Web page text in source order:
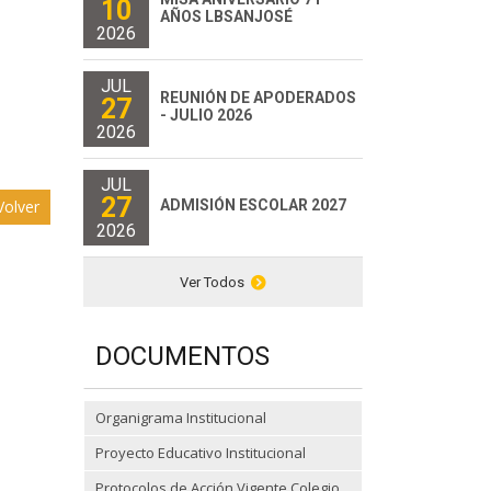
10
2026
AÑOS LBSANJOSÉ
JUL
27
2026
REUNIÓN DE APODERADOS
- JULIO 2026
JUL
27
2026
ADMISIÓN ESCOLAR 2027
Ver Todos
DOCUMENTOS
Organigrama Institucional
Proyecto Educativo Institucional